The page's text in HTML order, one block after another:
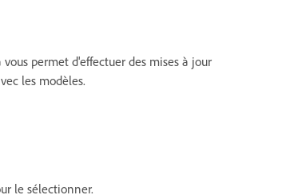
permet d'effectuer des mises à jour
les modèles.
le sélectionner.